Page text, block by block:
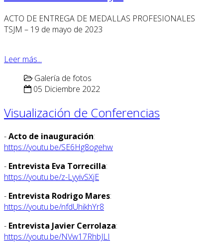
ACTO DE ENTREGA DE MEDALLAS PROFESIONALES
TSJM – 19 de mayo de 2023
Leer más...
Galería de fotos
05 Diciembre 2022
Visualización de Conferencias
-Acto de inauguración:
https://youtu.be/SE6Hg8ogehw
- Entrevista Eva Torrecilla:
https://youtu.be/z-LyyivSXjE
- Entrevista Rodrigo Mares:
https://youtu.be/nfdUhikhYr8
- Entrevista Javier Cerrolaza:
https://youtu.be/NVw17RhbJLI